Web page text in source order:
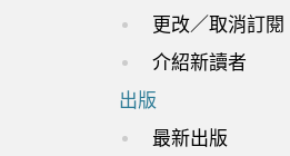
更改／取消訂閱
介紹新讀者
出版
最新出版